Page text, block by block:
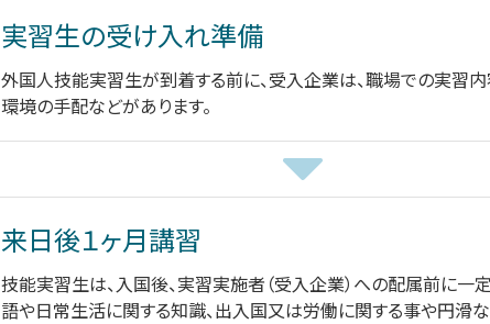
実習生の受け入れ準備
外国人技能実習生が到着する前に、受入企業は、職場での実習
環境の手配などがあります。
来日後１ヶ月講習
技能実習生は、入国後、実習実施者（受入企業）への配属前に
語や日常生活に関する知識、出入国又は労働に関する事や円滑